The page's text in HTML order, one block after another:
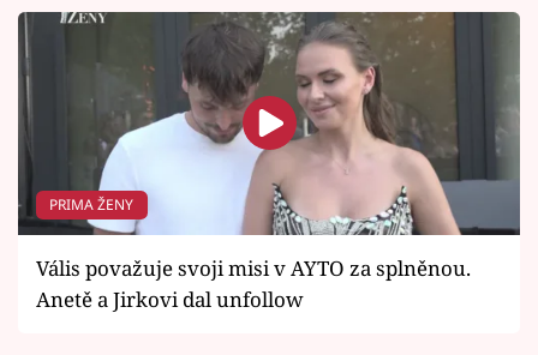
PRIMA ŽENY
Vális považuje svoji misi v AYTO za splněnou.
Anetě a Jirkovi dal unfollow